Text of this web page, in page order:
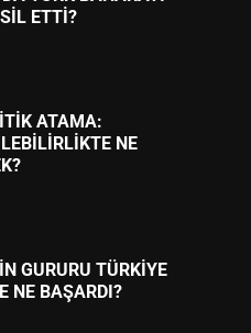
ETTİ?
ATAMA:
NE
GURURU TÜRKİYE
NE BAŞARDI?